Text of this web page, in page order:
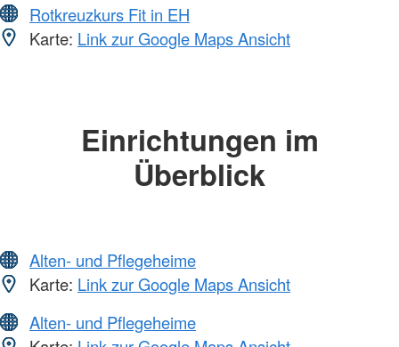
Rotkreuzkurs Fit in EH
Karte: Link zur Google Maps Ansicht
Einrichtungen im
Überblick
Alten- und Pflegeheime
Karte: Link zur Google Maps Ansicht
Alten- und Pflegeheime